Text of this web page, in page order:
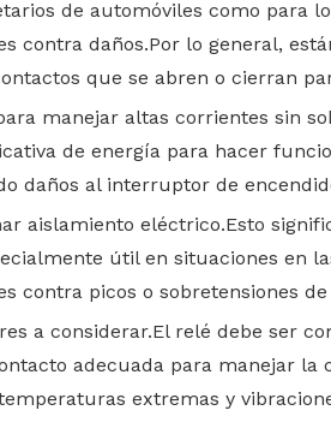
de automóviles como para
contra daños.Por lo general,
que se abren o cierran
manejar altas corrientes sin
de energía para hacer
daños al interruptor de
aislamiento eléctrico.Esto
útil en situaciones en
contra picos o sobretensiones de
a considerar.El relé debe ser
adecuada para manejar
extremas y